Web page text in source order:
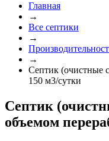
Главная
→
Все септики
→
→
Септик (очистные
150 м3/сутки
Септик
объемом